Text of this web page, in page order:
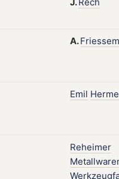
A.Friessem
Emil
Reheimer